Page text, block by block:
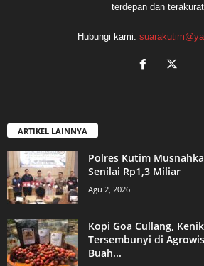
terdepan dan terakurat.
Hubungi kami:
ARTIKEL LAINNYA
Polres Kutim
Senilai Rp1,3 Miliar
Agu 2, 2026
Kopi Goa Cullang,
Tersembunyi di
Buah...